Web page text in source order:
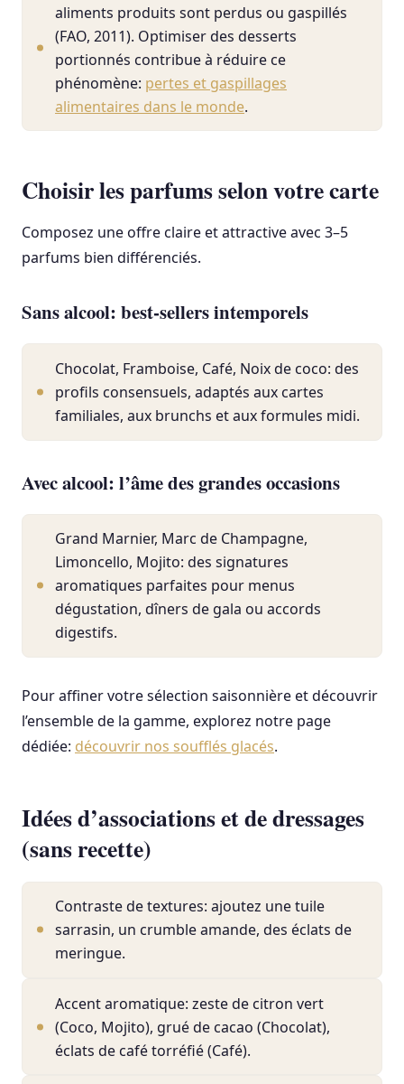
aliments produits sont perdus ou gaspillés
(FAO, 2011). Optimiser des desserts
portionnés contribue à réduire ce
phénomène: pertes et gaspillages
alimentaires dans le monde.
Choisir les parfums selon votre carte
Composez une offre claire et attractive avec 3–5
parfums bien différenciés.
Sans alcool: best-sellers intemporels
Chocolat, Framboise, Café, Noix de coco: des
profils consensuels, adaptés aux cartes
familiales, aux brunchs et aux formules midi.
Avec alcool: l’âme des grandes occasions
Grand Marnier, Marc de Champagne,
Limoncello, Mojito: des signatures
aromatiques parfaites pour menus
dégustation, dîners de gala ou accords
digestifs.
Pour affiner votre sélection saisonnière et découvrir
l’ensemble de la gamme, explorez notre page
dédiée: découvrir nos soufflés glacés.
Idées d’associations et de dressages
(sans recette)
Contraste de textures: ajoutez une tuile
sarrasin, un crumble amande, des éclats de
meringue.
Accent aromatique: zeste de citron vert
(Coco, Mojito), grué de cacao (Chocolat),
éclats de café torréfié (Café).